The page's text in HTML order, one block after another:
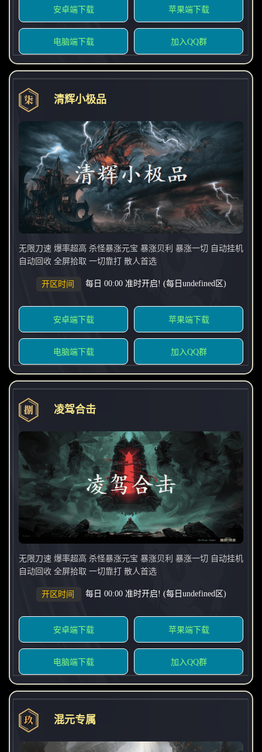
安卓端下载 苹果端下载
电脑端下载 加入QQ群
清辉小极品
无限刀速 爆率超高 杀怪暴涨元宝 暴涨贝利 暴涨一切 自动挂机
自动回收 全屏拾取 一切靠打 散人首选
开区时间 每日 00:00 准时开启! (每日undefined区)
安卓端下载 苹果端下载
电脑端下载 加入QQ群
凌驾合击
无限刀速 爆率超高 杀怪暴涨元宝 暴涨贝利 暴涨一切 自动挂机
自动回收 全屏拾取 一切靠打 散人首选
开区时间 每日 00:00 准时开启! (每日undefined区)
安卓端下载 苹果端下载
电脑端下载 加入QQ群
混元专属